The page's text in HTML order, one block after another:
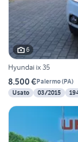
6
Hyundai ix 35
8.500 €Palermo(PA)
Usato
03/2015